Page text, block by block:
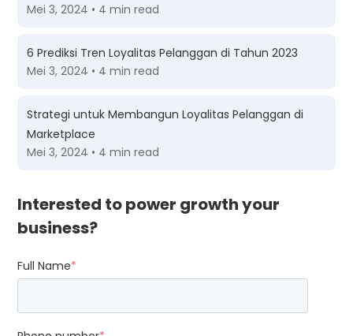
Mei 3, 2024 • 4 min read
6 Prediksi Tren Loyalitas Pelanggan di Tahun 2023
Mei 3, 2024 • 4 min read
Strategi untuk Membangun Loyalitas Pelanggan di
Marketplace
Mei 3, 2024 • 4 min read
Interested to power growth your
business?
Full Name*